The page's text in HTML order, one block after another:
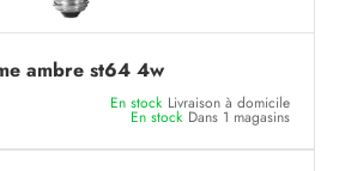
ambre st64 4w
En stock Livraison à domicile
En stock Dans 1 magasins